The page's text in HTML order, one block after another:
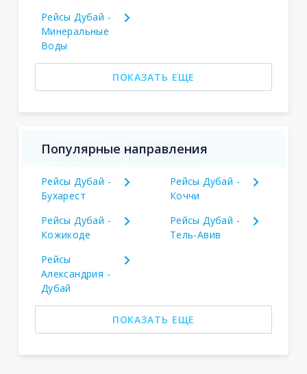
Рейсы Дубай -
Минеральные
Воды
ПОКАЗАТЬ ЕЩЕ
Популярные направления
Рейсы Дубай -
Бухарест
Рейсы Дубай -
Коччи
Рейсы Дубай -
Кожикоде
Рейсы Дубай -
Тель-Авив
Рейсы
Александрия -
Дубай
ПОКАЗАТЬ ЕЩЕ